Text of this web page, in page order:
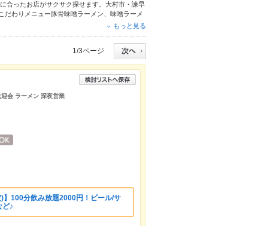
合ったお店がサクサク探せます。大村市・諫早
だわりメニュー豚骨味噌ラーメン
味噌ラーメ
使える簡単便利なネット予約が使えるお店も拡
もっと見る
1/3ページ
会 ラーメン 深夜営業
)】100分飲み放題2000円！ビール/サ
ど♪